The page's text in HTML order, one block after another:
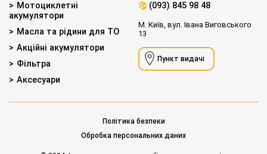
Мотоциклетні
акумулятори
Масла та рідини для ТО
Акційні акумулятори
Фільтра
Аксесуари
(093) 845 98 48
М. Київ, вул. Івана Виговського
13
Пункт видачі
Політика безпеки
Обробка персональних даних